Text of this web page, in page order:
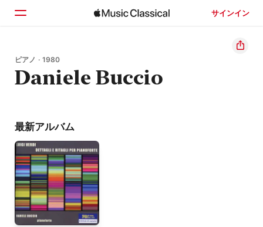
サインイン
ホーム
見つける
ピアノ · 1980
Daniele Buccio
最新アルバム